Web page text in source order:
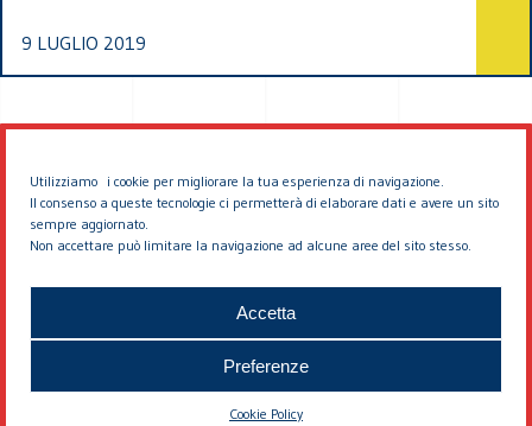
Utilizziamo i cookie per migliorare la tua esperienza di navigazione.
Il consenso a queste tecnologie ci permetterà di elaborare dati e avere un sito
sempre aggiornato.
Non accettare può limitare la navigazione ad alcune aree del sito stesso.
Accetta
Preferenze
Cookie Policy
9 LUGLIO 2019
© 2026 EDDYBURG